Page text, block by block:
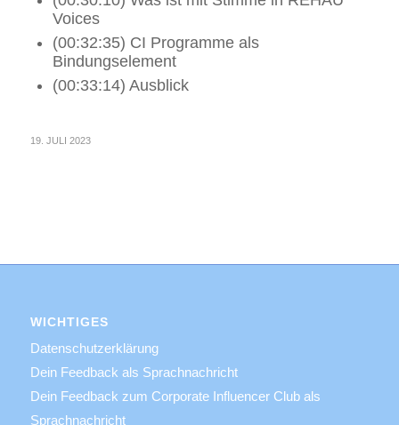
Voices
(00:32:35) CI Programme als
Bindungselement
(00:33:14) Ausblick
19. JULI 2023
WICHTIGES
Datenschutzerklärung
Dein Feedback als Sprachnachricht
Dein Feedback zum Corporate Influencer Club als
Sprachnachricht